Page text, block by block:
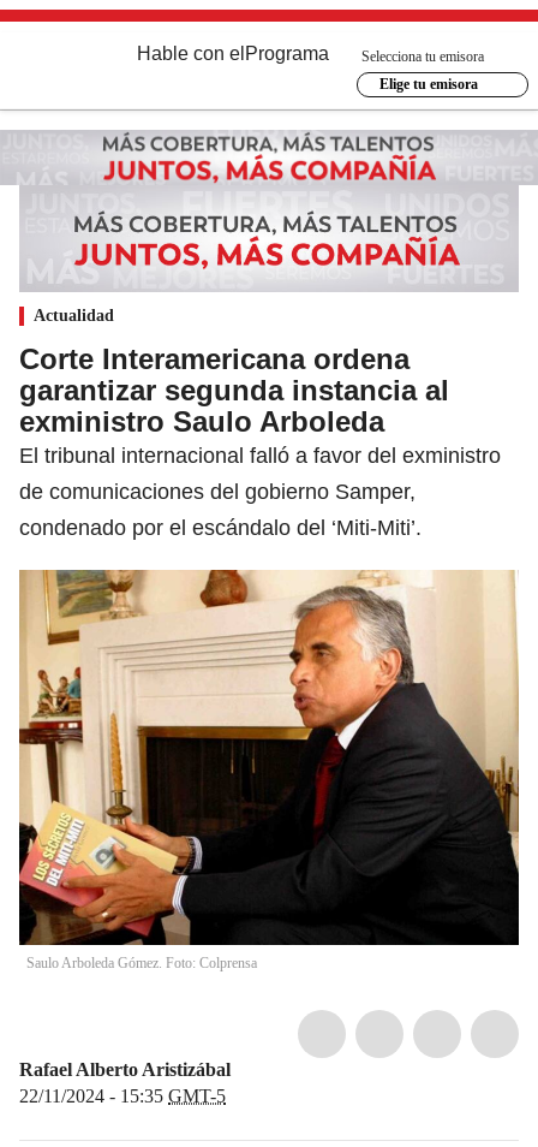
Hable con el Programa
Selecciona tu emisora
Elige tu emisora
Actualidad
Corte Interamericana ordena
garantizar segunda instancia al
exministro Saulo Arboleda
El tribunal internacional falló a favor del exministro
de comunicaciones del gobierno Samper,
condenado por el escándalo del ‘Miti-Miti’.
Saulo Arboleda Gómez. Foto: Colprensa
Rafael Alberto Aristizábal
22/11/2024 - 15:35 GMT-5